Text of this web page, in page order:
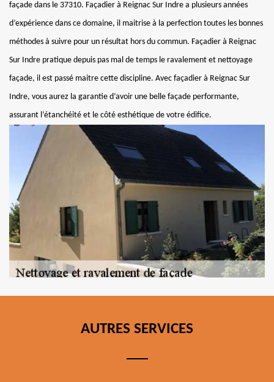
façade dans le 37310. Façadier à Reignac Sur Indre a plusieurs années
d’expérience dans ce domaine, il maitrise à la perfection toutes les bonnes
méthodes à suivre pour un résultat hors du commun. Façadier à Reignac
Sur Indre pratique depuis pas mal de temps le ravalement et nettoyage
façade, il est passé maitre cette discipline. Avec façadier à Reignac Sur
Indre, vous aurez la garantie d’avoir une belle façade performante,
assurant l’étanchéité et le côté esthétique de votre édifice.
AUTRES SERVICES